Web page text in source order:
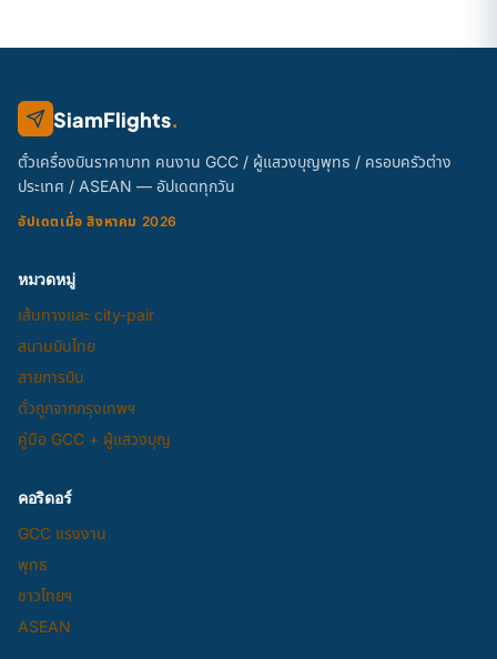
SiamFlights.
ตั๋วเครื่องบินราคาบาท คนงาน GCC / ผู้แสวงบุญพุทธ / ครอบครัวต่าง
ประเทศ / ASEAN — อัปเดตทุกวัน
อัปเดตเมื่อ สิงหาคม 2026
หมวดหมู่
เส้นทางและ city-pair
สนามบินไทย
สายการบิน
ตั๋วถูกจากกรุงเทพฯ
คู่มือ GCC + ผู้แสวงบุญ
คอริดอร์
GCC แรงงาน
พุทธ
ชาวไทยฯ
ASEAN